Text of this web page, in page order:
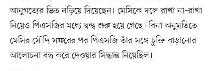
আনুগত্যের ভিত নড়িয়ে দিয়েছেন। মেসিকে দলে রাখা না–রাখা
নিয়েও পিএসজির মধ্যে দ্বন্দ্ব শুরু হয়ে গেছে। বিনা অনুমতিতে
মেসির সৌদি সফরের পর পিএসজি তাঁর সঙ্গে চুক্তি বাড়ানোর
আলোচনা বন্ধ করে দেওয়ার সিদ্ধান্ত নিয়েছিল।